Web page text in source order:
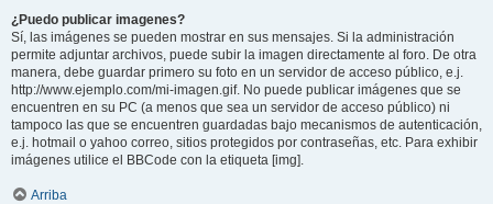
¿Puedo publicar imagenes?
Sí, las imágenes se pueden mostrar en sus mensajes. Si la administración
permite adjuntar archivos, puede subir la imagen directamente al foro. De otra
manera, debe guardar primero su foto en un servidor de acceso público, e.j.
http://www.ejemplo.com/mi-imagen.gif. No puede publicar imágenes que se
encuentren en su PC (a menos que sea un servidor de acceso público) ni
tampoco las que se encuentren guardadas bajo mecanismos de autenticación,
e.j. hotmail o yahoo correo, sitios protegidos por contraseñas, etc. Para exhibir
imágenes utilice el BBCode con la etiqueta [img].
Arriba